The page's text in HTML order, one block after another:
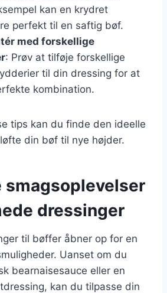
kan en krydret
perfekt til en saftig bøf.
med forskellige
: Prøv at tilføje forskellige
til din dressing for at
kombination.
tips kan du finde den ideelle
din bøf til nye højder.
smagsoplevelser
dressinger
til bøffer åbner op for en
Uanset om du
bearnaisesauce eller en
kan du tilpasse din